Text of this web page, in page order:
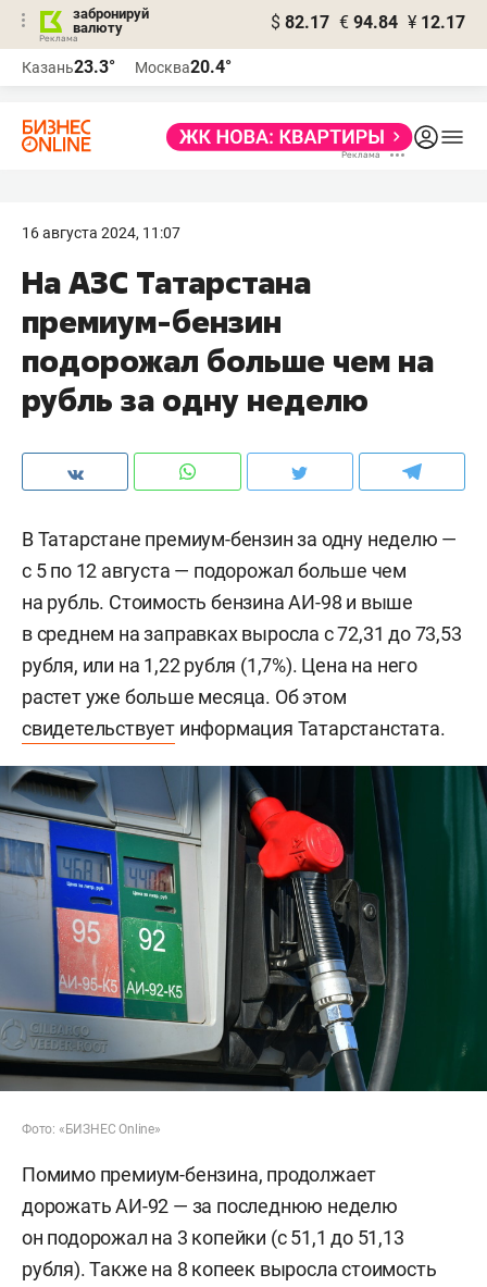
забронируй
валюту
$ 82.17 € 94.84 ¥ 12.17
Казань23.3° Москва20.4°
16 августа 2024, 11:07
На АЗС Татарстана
премиум-бензин
подорожал больше чем на
рубль за одну неделю
В Татарстане премиум-бензин за одну неделю —
с 5 по 12 августа — подорожал больше чем
на рубль. Стоимость бензина АИ-98 и выше
в среднем на заправках выросла с 72,31 до 73,53
рубля, или на 1,22 рубля (1,7%). Цена на него
растет уже больше месяца. Об этом
свидетельствует информация Татарстанстата.
Фото: «БИЗНЕС Online»
Помимо премиум-бензина, продолжает
дорожать АИ-92 — за последнюю неделю
он подорожал на 3 копейки (с 51,1 до 51,13
рубля). Также на 8 копеек выросла стоимость